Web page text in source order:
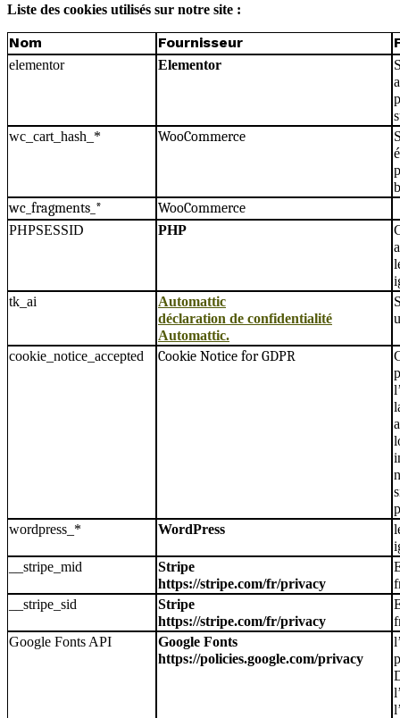
Liste des cookies utilisés sur notre site :
Nom Fournisseur
elementor Elementor
wc_cart_hash_*
WooCommerce
wc_fragments_* WooCommerce
PHPSESSID PHP
tk_ai
Automattic
déclaration de confidentialité
Automattic.
cookie_notice_accepted Cookie Notice for GDPR
wordpress_*
WordPress
__stripe_mid
Stripe
https://stripe.com/fr/privacy
__stripe_sid
Stripe
https://stripe.com/fr/privacy
Google Fonts API
Google Fonts
https://policies.google.com/privacy